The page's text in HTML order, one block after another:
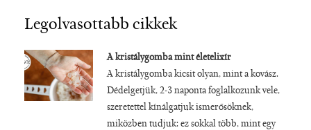
Legolvasottabb cikkek
A kristálygomba mint életelixír
A kristálygomba kicsit olyan, mint a kovász.
Dédelgetjük, 2-3 naponta foglalkozunk vele,
szeretettel kínálgatjuk ismerősöknek,
miközben tudjuk: ez sokkal több, mint egy